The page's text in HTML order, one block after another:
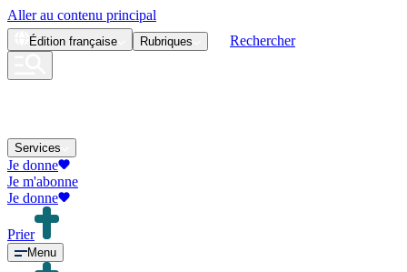
Aller au contenu principal
Édition française Rubriques Rechercher
Services
Je donne
Je m'abonne
Je donne
Prier
Menu